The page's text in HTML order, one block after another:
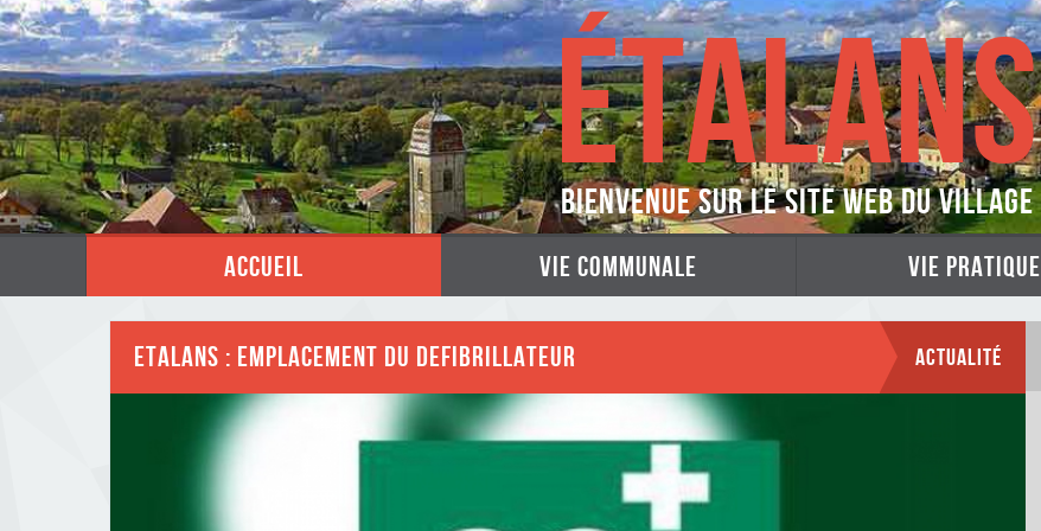
ÉTALANS
Bienvenue sur le site web du village
accueil vie communale vie pratique
ETALANS : EMPLACEMENT DU DEFIBRILLATEUR Actualité